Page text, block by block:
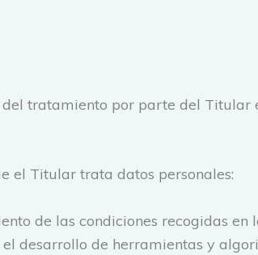
tratamiento por parte del Titular
el Titular trata datos personales:
de las condiciones recogidas
desarrollo de herramientas y